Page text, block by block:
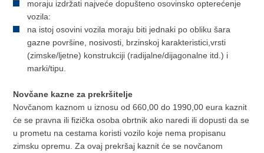
moraju izdržati najveće dopušteno osovinsko opterećenje
vozila:
na istoj osovini vozila moraju biti jednaki po obliku šara
gazne površine, nosivosti, brzinskoj karakteristici,vrsti
(zimske/ljetne) konstrukciji (radijalne/dijagonalne itd.) i
marki/tipu.
Novčane kazne za prekršitelje
Novčanom kaznom u iznosu od 660,00 do 1990,00 eura kaznit
će se pravna ili fizička osoba obrtnik ako naredi ili dopusti da se
u prometu na cestama koristi vozilo koje nema propisanu
zimsku opremu. Za ovaj prekršaj kaznit će se novčanom